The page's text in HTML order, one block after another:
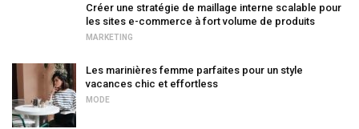
Créer une stratégie de maillage interne scalable pour
les sites e-commerce à fort volume de produits
MARKETING
Les marinières femme parfaites pour un style
vacances chic et effortless
MODE